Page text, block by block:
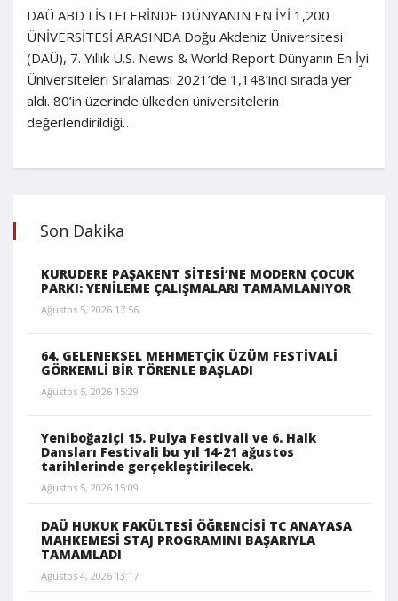
DAÜ ABD LİSTELERİNDE DÜNYANIN EN İYİ 1,200
ÜNİVERSİTESİ ARASINDA Doğu Akdeniz Üniversitesi
(DAÜ), 7. Yıllık U.S. News & World Report Dünyanın En İyi
Üniversiteleri Sıralaması 2021’de 1,148’inci sırada yer
aldı. 80’in üzerinde ülkeden üniversitelerin
değerlendirildiği…
Son Dakika
KURUDERE PAŞAKENT SİTESİ’NE MODERN ÇOCUK
PARKI: YENİLEME ÇALIŞMALARI TAMAMLANIYOR
Ağustos 5, 2026 17:56
64. GELENEKSEL MEHMETÇİK ÜZÜM FESTİVALİ
GÖRKEMLİ BİR TÖRENLE BAŞLADI
Ağustos 5, 2026 15:29
Yeniboğaziçi 15. Pulya Festivali ve 6. Halk
Dansları Festivali bu yıl 14-21 ağustos
tarihlerinde gerçekleştirilecek.
Ağustos 5, 2026 15:09
DAÜ HUKUK FAKÜLTESİ ÖĞRENCİSİ TC ANAYASA
MAHKEMESİ STAJ PROGRAMINI BAŞARIYLA
TAMAMLADI
Ağustos 4, 2026 13:17